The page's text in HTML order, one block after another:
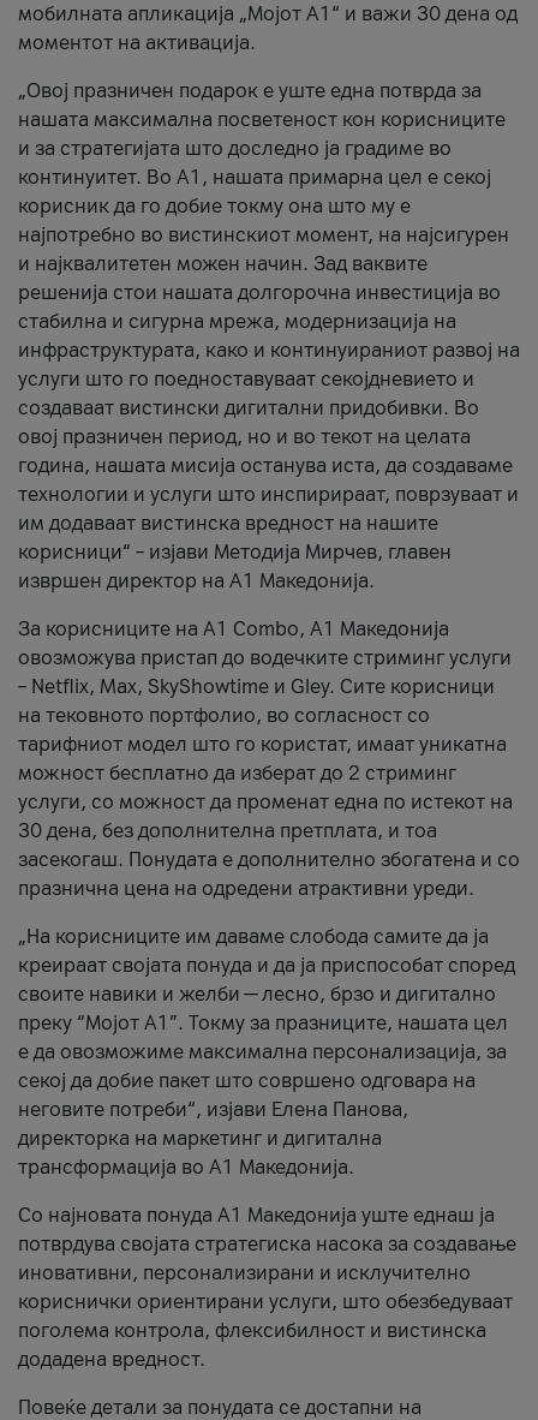
мобилната апликација „Мојот А1“ и важи 30 дена од
моментот на активација.
„Овој празничен подарок е уште една потврда за
нашата максимална посветеност кон корисниците
и за стратегијата што доследно ја градиме во
континуитет. Во А1, нашата примарна цел е секој
корисник да го добие токму она што му е
најпотребно во вистинскиот момент, на најсигурен
и најквалитетен можен начин. Зад ваквите
решенија стои нашата долгорочна инвестиција во
стабилна и сигурна мрежа, модернизација на
инфраструктурата, како и континуираниот развој на
услуги што го поедноставуваат секојдневието и
создаваат вистински дигитални придобивки. Во
овој празничен период, но и во текот на целата
година, нашата мисија останува иста, да создаваме
технологии и услуги што инспирираат, поврзуваат и
им додаваат вистинска вредност на нашите
корисници“ – изјави Методија Мирчев, главен
извршен директор на А1 Македонија.
За корисниците на A1 Combo, А1 Македонија
овозможува пристап до водечките стриминг услуги
– Netflix, Max, SkyShowtime и Gley. Сите корисници
на тековното портфолио, во согласност со
тарифниот модел што го користат, имаат уникатна
можност бесплатно да изберат до 2 стриминг
услуги, со можност да променат една по истекот на
30 дена, без дополнителна претплата, и тоа
засекогаш. Понудата е дополнително збогатена и со
празнична цена на одредени атрактивни уреди.
„На корисниците им даваме слобода самите да ја
креираат својата понуда и да ја приспособат според
своите навики и желби — лесно, брзо и дигитално
преку “Мојот А1”. Токму за празниците, нашата цел
е да овозможиме максимална персонализација, за
секој да добие пакет што совршено одговара на
неговите потреби“, изјави Елена Панова,
директорка на маркетинг и дигитална
трансформација во А1 Македонија.
Со најновата понуда А1 Македонија уште еднаш ја
потврдува својата стратегиска насока за создавање
иновативни, персонализирани и исклучително
кориснички ориентирани услуги, што обезбедуваат
поголема контрола, флексибилност и вистинска
додадена вредност.
Повеќе детали за понудата се достапни на